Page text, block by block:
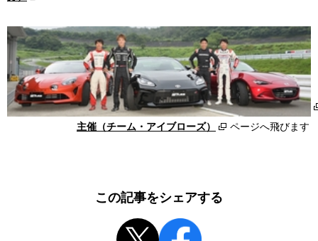
主催（チーム・アイブローズ） ページへ飛びます
この記事をシェアする